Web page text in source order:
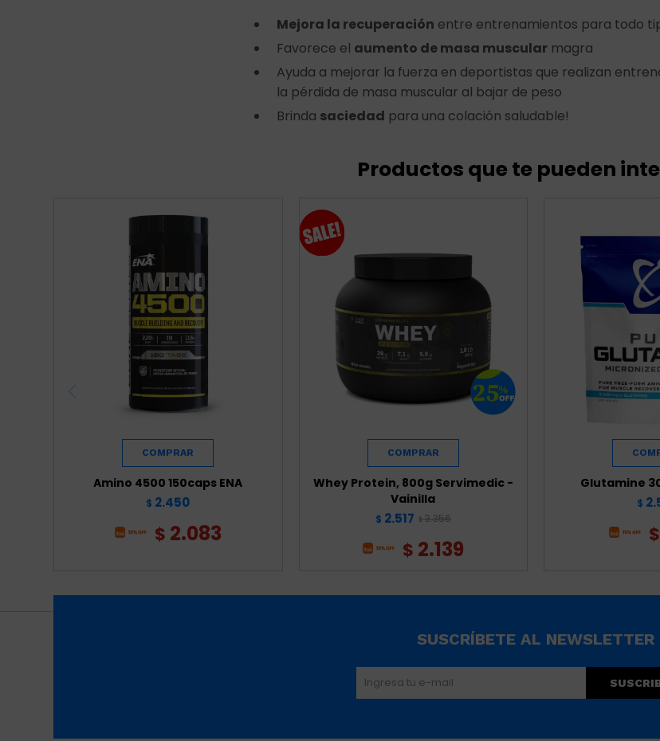
Mejora la recuperación entre entrenamientos para todo
Favorece el aumento de masa muscular magra
Ayuda a mejorar la fuerza en deportistas que realizan
la pérdida de masa muscular al bajar de peso
Brinda saciedad para una colación saludable!
Productos que te pueden
Amino 4500 150caps ENA
$ 2.450
$ 2.083
Whey Protein, 800g Servimedic -
Vainilla
$ 2.517 $ 3.356
$ 2.139
Glutamine
$
$
SUSCRÍBETE AL NEWSLETTER